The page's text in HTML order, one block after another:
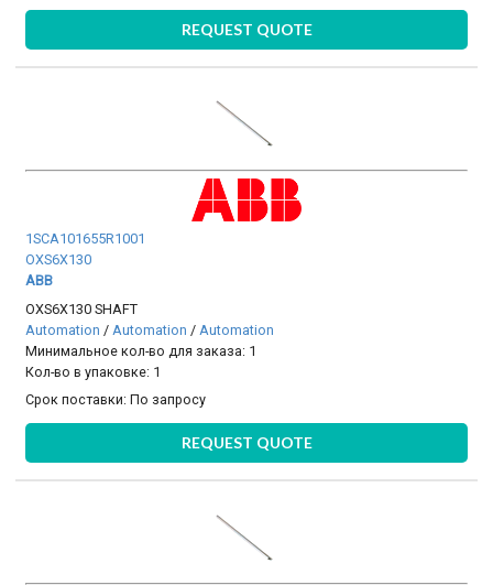
REQUEST QUOTE
1SCA101655R1001
OXS6X130
ABB
OXS6X130 SHAFT
Automation / Automation / Automation
Минимальное кол-во для заказа: 1
Кол-во в упаковке: 1
Срок поставки:По запросу
REQUEST QUOTE